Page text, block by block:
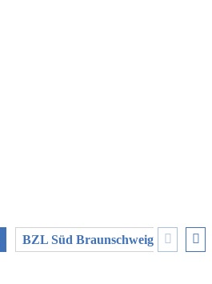
BZL Süd Braunschweig